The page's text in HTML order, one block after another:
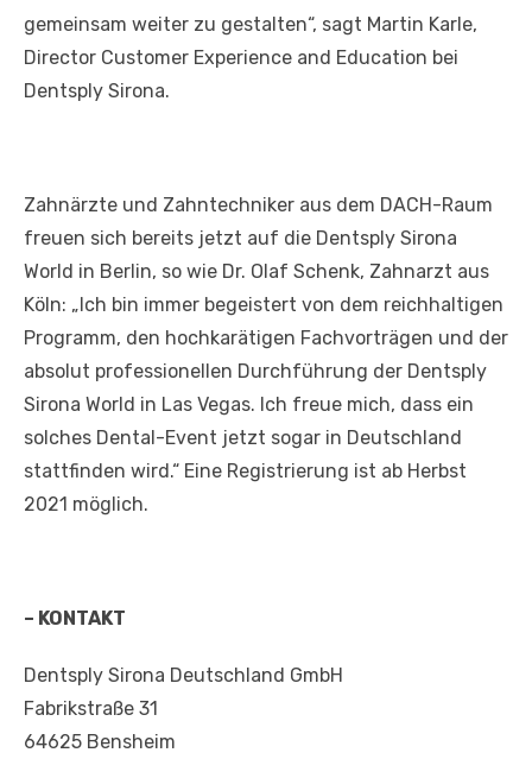
gemeinsam weiter zu gestalten“, sagt Martin Karle,
Director Customer Experience and Education bei
Dentsply Sirona.
Zahnärzte und Zahntechniker aus dem DACH-Raum
freuen sich bereits jetzt auf die Dentsply Sirona
World in Berlin, so wie Dr. Olaf Schenk, Zahnarzt aus
Köln: „Ich bin immer begeistert von dem reichhaltigen
Programm, den hochkarätigen Fachvorträgen und der
absolut professionellen Durchführung der Dentsply
Sirona World in Las Vegas. Ich freue mich, dass ein
solches Dental-Event jetzt sogar in Deutschland
stattfinden wird.“ Eine Registrierung ist ab Herbst
2021 möglich.
– KONTAKT
Dentsply Sirona Deutschland GmbH
Fabrikstraße 31
64625 Bensheim